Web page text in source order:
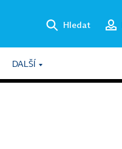
Hledat
DALŠÍ